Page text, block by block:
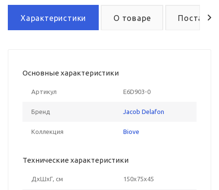
Характеристики О товаре Поставка
Основные характеристики
Артикул E6D903-0
Бренд Jacob Delafon
Коллекция Biove
Технические характеристики
ДxШxГ, см 150x75x45